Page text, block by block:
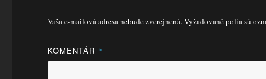
Vaša e-mailová adresa nebude zverejnená.Vyžadované polia sú
KOMENTÁR *